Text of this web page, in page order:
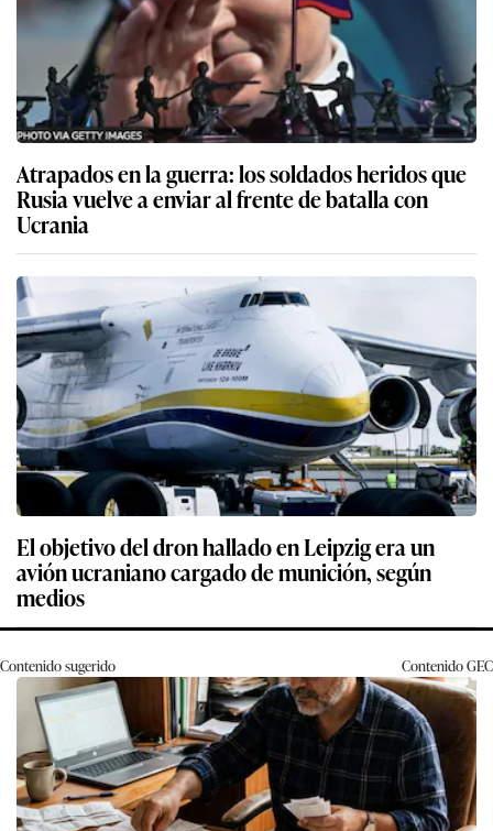
Atrapados en la guerra: los soldados heridos que
Rusia vuelve a enviar al frente de batalla con
Ucrania
El objetivo del dron hallado en Leipzig era un
avión ucraniano cargado de munición, según
medios
Contenido sugerido ContenidoGEC